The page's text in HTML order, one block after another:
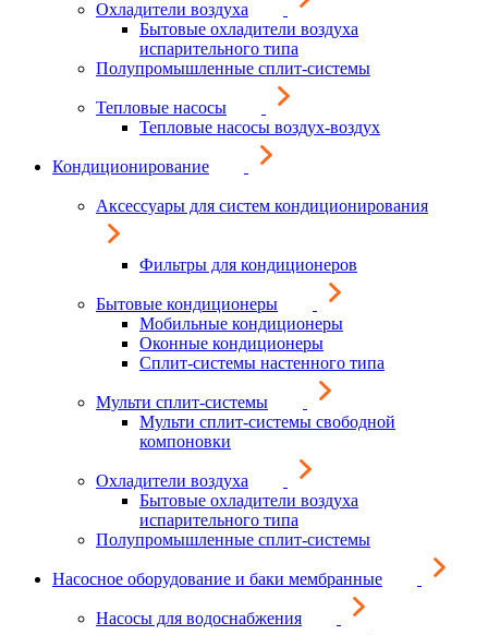
Охладители воздуха
Бытовые охладители воздуха
испарительного типа
Полупромышленные сплит-системы
Тепловые насосы
Тепловые насосы воздух-воздух
Кондиционирование
Аксессуары для систем кондиционирования
Фильтры для кондиционеров
Бытовые кондиционеры
Мобильные кондиционеры
Оконные кондиционеры
Сплит-системы настенного типа
Мульти сплит-системы
Мульти сплит-системы свободной
компоновки
Охладители воздуха
Бытовые охладители воздуха
испарительного типа
Полупромышленные сплит-системы
Насосное оборудование и баки мембранные
Насосы для водоснабжения